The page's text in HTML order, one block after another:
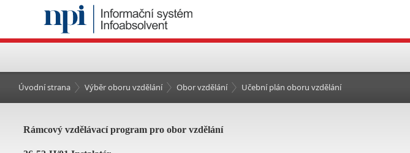
Úvodní strana Výběr oboru vzdělání Obor vzdělání Učební plán oboru vzdělání
Rámcový vzdělávací program pro obor vzdělání